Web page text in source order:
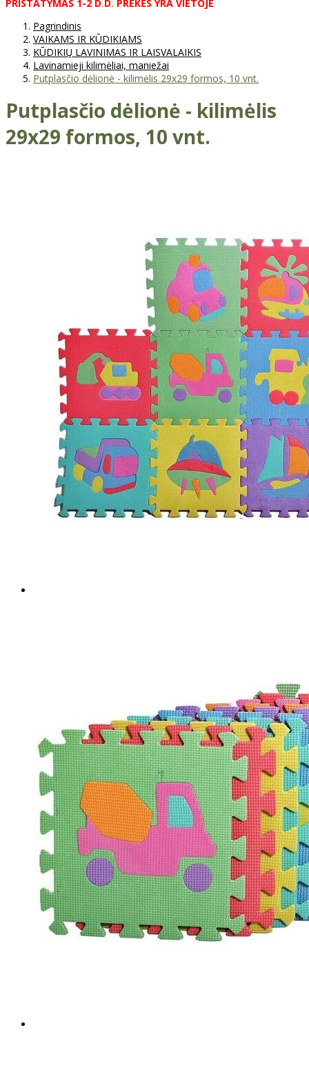
PRISTATYMAS 1-2 D. D. PREKĖS YRA VIETOJE
Pagrindinis
VAIKAMS IR KŪDIKIAMS
KŪDIKIŲ LAVINIMAS IR LAISVALAIKIS
Lavinamieji kilimėliai, maniežai
Putplasčio dėlionė - kilimėlis 29x29 formos, 10 vnt.
Putplasčio dėlionė - kilimėlis
29x29 formos, 10 vnt.